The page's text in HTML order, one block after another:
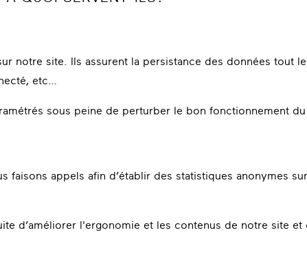
notre site. Ils assurent la persistance des données tout
etc…
sous peine de perturber le bon fonctionnement
faisons appels afin d’établir des statistiques anonymes
d’améliorer l'ergonomie et les contenus de notre site